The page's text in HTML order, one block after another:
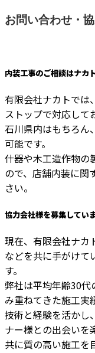
お問い合わせ・
内装工事のご相談はナカ
有限会社ナカトでは
ストップで対応して
石川県内はもちろん
可能です。
什器や木工造作物の
ので、店舗内装に関
さい。
協力会社様を募集してい
現在、有限会社ナカ
などを共に手がけて
す。
弊社は平均年齢30代
み重ねてきた施工実
技術と経験を活かし
ナー様との出会いを
共に質の高い施工を